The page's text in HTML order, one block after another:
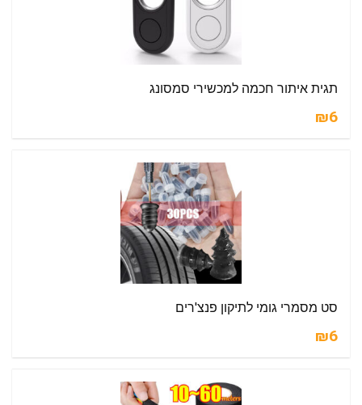
תגית איתור חכמה למכשירי סמסונג
₪6
סט מסמרי גומי לתיקון פנצ'רים
₪6